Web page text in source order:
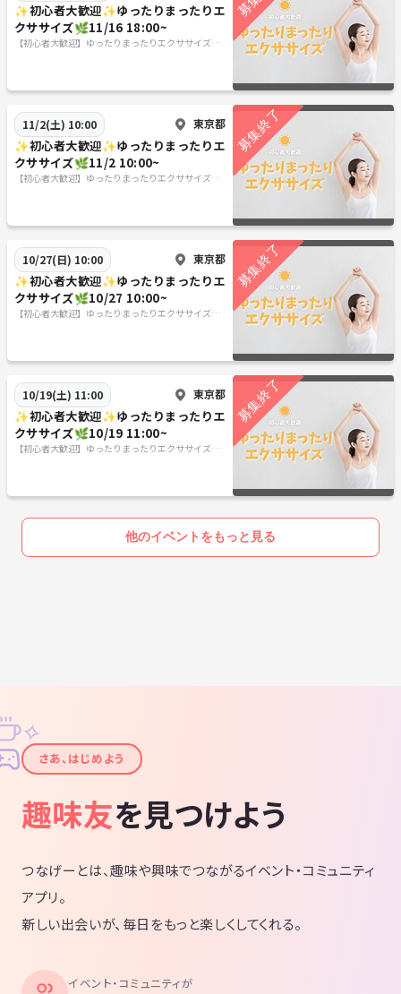
✨初心者大歓迎✨ゆったりまったりエ
クササイズ🌿11/16 18:00~
【初心者大歓迎】ゆったりまったりエクササイズ🌿
11/2(土) 10:00 東京都
✨初心者大歓迎✨ゆったりまったりエ
クササイズ🌿11/2 10:00~
【初心者大歓迎】ゆったりまったりエクササイズ🌿
10/27(日) 10:00 東京都
✨初心者大歓迎✨ゆったりまったりエ
クササイズ🌿10/27 10:00~
【初心者大歓迎】ゆったりまったりエクササイズ🌿
10/19(土) 11:00 東京都
✨初心者大歓迎✨ゆったりまったりエ
クササイズ🌿10/19 11:00~
【初心者大歓迎】ゆったりまったりエクササイズ🌿
他のイベントをもっと見る
✦
✧
さあ、はじめよう
趣味友を見つけよう
つなげーとは、趣味や興味でつながるイベント・コミュニティ
アプリ。
新しい出会いが、毎日をもっと楽しくしてくれる。
イベント・コミュニティが